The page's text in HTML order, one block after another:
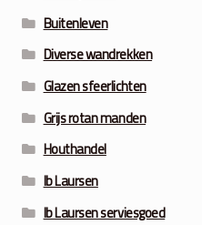
Buitenleven
Diverse wandrekken
Glazen sfeerlichten
Grijs rotan manden
Houthandel
Ib Laursen
Ib Laursen serviesgoed